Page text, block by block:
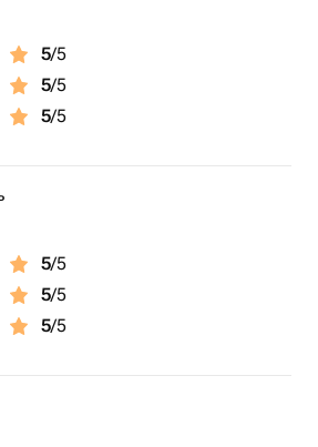
в электронном виде,
0 руб.
файл .pdf
безопасности и подготовка
проделаете огромный путь, а
5/5
5/5
5/5
5/5
5/5
5/5